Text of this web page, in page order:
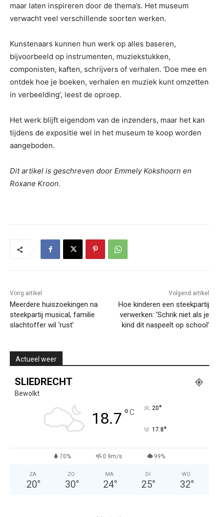
maar laten inspireren door de thema’s. Het museum
verwacht veel verschillende soorten werken.
Kunstenaars kunnen hun werk op alles baseren,
bijvoorbeeld op instrumenten, muziekstukken,
componisten, kaften, schrijvers of verhalen. ‘Doe mee en
ontdek hoe je boeken, verhalen en muziek kunt omzetten
in verbeelding’, leest de oproep.
Het werk blijft eigendom van de inzenders, maar het kan
tijdens de expositie wel in het museum te koop worden
aangeboden.
Dit artikel is geschreven door Emmely Kokshoorn en
Roxane Kroon.
Vorig artikel
Meerdere huiszoekingen na
steekpartij musical, familie
slachtoffer wil ‘rust’
Volgend artikel
Hoe kinderen een steekpartij
verwerken: ‘Schrik niet als je
kind dit naspeelt op school’
Actueel weer
SLIEDRECHT
Bewolkt
18.7 °C 20°
17.8°
70% 0.9m/s 99%
ZA
20°
ZO
30°
MA
24°
DI
25°
WO
32°